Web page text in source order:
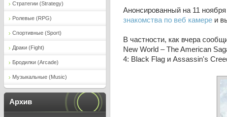
Анонсированный на 11
знакомства по веб камере и
В частности, как вчера
New World – The American
4: Black Flag и Assassin's
Стратегии (Strategy)
Ролевые (RPG)
Спортивные (Sport)
Драки (Fight)
Бродилки (Arcade)
Музыкальные (Music)
Архив